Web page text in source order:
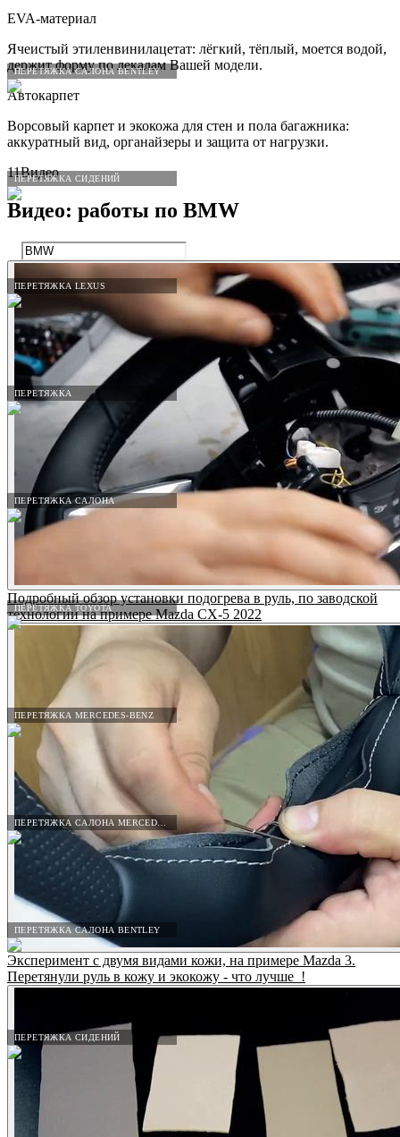
ПЕРЕТЯЖКА САЛОНА BENTLEY
ПЕРЕТЯЖКА СИДЕНИЙ
ПЕРЕТЯЖКА LEXUS
ПЕРЕТЯЖКА
ПЕРЕТЯЖКА САЛОНА
ПЕРЕТЯЖКА TOYOTA
ПЕРЕТЯЖКА MERCEDES-BENZ
ПЕРЕТЯЖКА САЛОНА BENTLEY
ПЕРЕТЯЖКА СИДЕНИЙ
EVA-материал
Ячеистый этиленвинилацетат: лёгкий, тёплый, моется водой,
держит форму по лекалам Вашей модели.
Автокарпет
Ворсовый карпет и экокожа для стен и пола багажника:
аккуратный вид, органайзеры и защита от нагрузки.
11Видео
Видео: работы по BMW
Подробный обзор установки подогрева в руль, по заводской
технологии на примере Mazda CX-5 2022
Эксперимент с двумя видами кожи, на примере Mazda 3.
Перетянули руль в кожу и экокожу - что лучше_!